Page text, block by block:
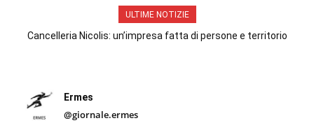
ULTIME NOTIZIE
Cancelleria Nicolis: un’impresa fatta di persone e territorio
Ermes
@giornale.ermes